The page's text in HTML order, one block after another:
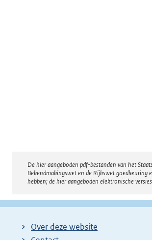
Disclaimer
De hier aangeboden pdf-bestanden van het
Bekendmakingswet en de Rijkswet goedkeuring
hebben; de hier aangeboden elektronische
Over deze website